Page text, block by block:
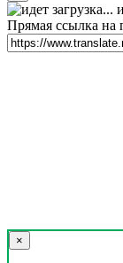
Прямая ссылка на
×